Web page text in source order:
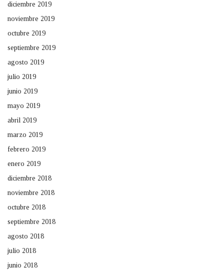
diciembre 2019
noviembre 2019
octubre 2019
septiembre 2019
agosto 2019
julio 2019
junio 2019
mayo 2019
abril 2019
marzo 2019
febrero 2019
enero 2019
diciembre 2018
noviembre 2018
octubre 2018
septiembre 2018
agosto 2018
julio 2018
junio 2018